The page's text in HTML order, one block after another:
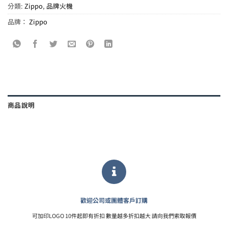
分類: Zippo, 品牌火機
品牌： Zippo
商品說明
歡迎公司或團體客戶訂購
可加印LOGO 10件起即有折扣 數量越多折扣越大 請向我們索取報價